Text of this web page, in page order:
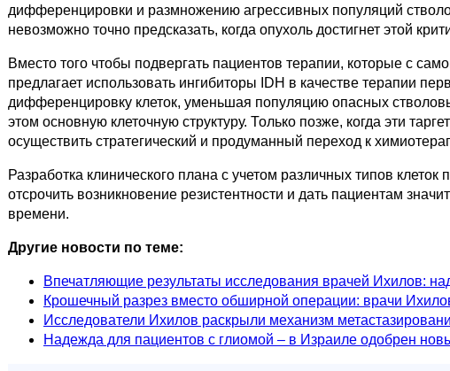
дифференцировки и размножению агрессивных популяций
невозможно точно предсказать, когда опухоль достигнет этой
Вместо того чтобы подвергать пациентов терапии, которые с
предлагает использовать ингибиторы IDH в качестве терапии
дифференцировку клеток, уменьшая популяцию опасных
этом основную клеточную структуру. Только позже, когда эти
осуществить стратегический и продуманный переход к
Разработка клинического плана с учетом различных типов
отсрочить возникновение резистентности и дать пациентам
времени.
Другие новости по теме:
Впечатляющие результаты исследования врачей Ихилов:
Крошечный разрез вместо обширной операции: врачи
Исследователи Ихилов раскрыли механизм
Надежда для пациентов с глиомой – в Израиле одобрен